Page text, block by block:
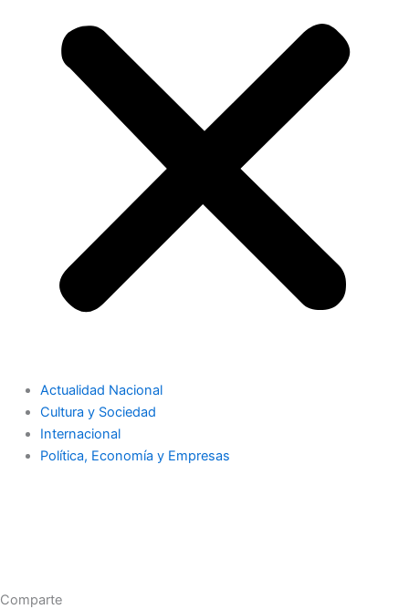
Actualidad Nacional
Cultura y Sociedad
Internacional
Política, Economía y Empresas
Comparte